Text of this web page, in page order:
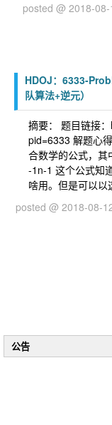
posted @ 2018-
HDOJ：6333-
队算法+逆元）
摘要： 题目链接
pid=6333 解题心
合数学的公式，
-1n-1 这个公式知
啥用。但是可以以
posted @ 2018-08-
公告